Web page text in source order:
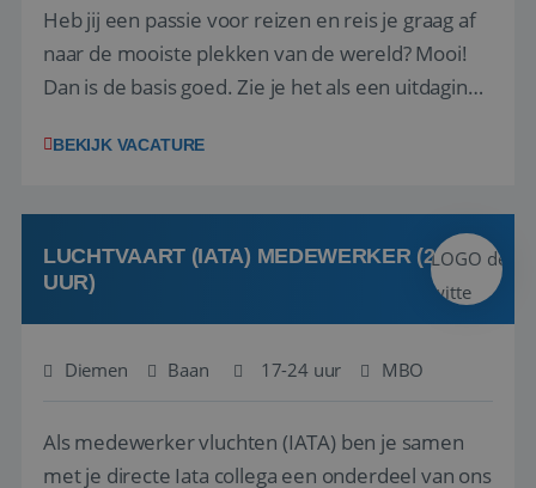
Heb jij een passie voor reizen en reis je graag af
naar de mooiste plekken van de wereld? Mooi!
Dan is de basis goed. Zie je het als een uitdaging
het samenstellen en boeken van de perfecte
deze onderdelen zijn nu samen gevoegd...
BEKIJK VACATURE
LUCHTVAART (IATA) MEDEWERKER (24-32
UUR)
Diemen Baan 17-24 uur MBO
Als medewerker vluchten (IATA) ben je samen
met je directe Iata collega een onderdeel van ons